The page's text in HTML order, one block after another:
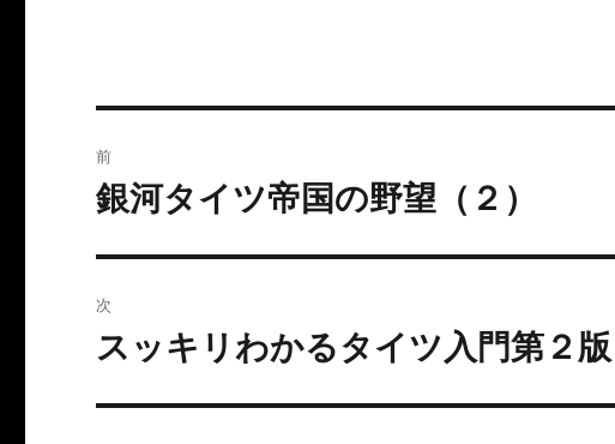
稿
ゲ
前
前
投
稿:
銀河タイツ帝国の野望（２）
次
次
投
スッキリわかるタイツ入門第２版